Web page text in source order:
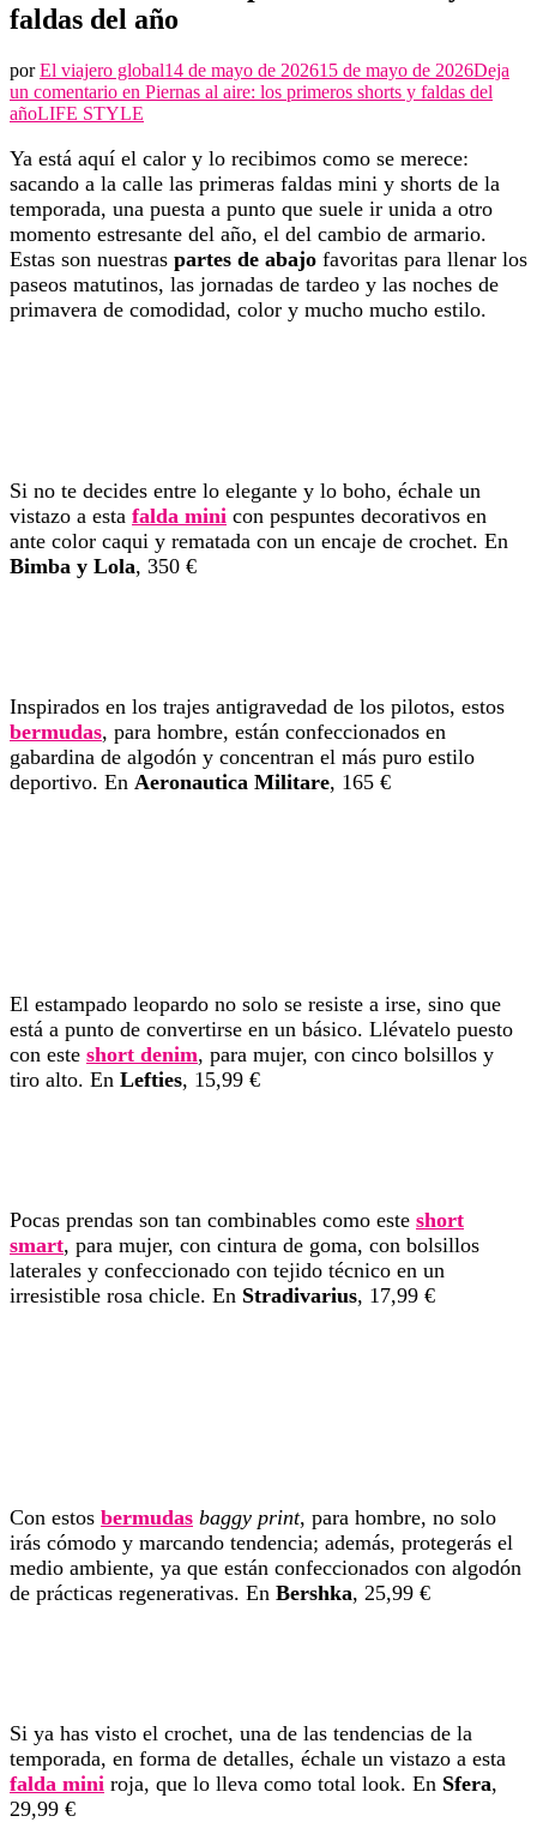
faldas del año
porEl viajero global14 de mayo de 202615 de mayo de 2026Deja
un comentario en Piernas al aire: los primeros shorts y faldas del
añoLIFE STYLE
Ya está aquí el calor y lo recibimos como se merece:
sacando a la calle las primeras faldas mini y shorts de la
temporada, una puesta a punto que suele ir unida a otro
momento estresante del año, el del cambio de armario.
Estas son nuestras partes de abajo favoritas para llenar los
paseos matutinos, las jornadas de tardeo y las noches de
primavera de comodidad, color y mucho mucho estilo.
Si no te decides entre lo elegante y lo boho, échale un
vistazo a esta falda mini con pespuntes decorativos en
ante color caqui y rematada con un encaje de crochet. En
Bimba y Lola, 350 €
Inspirados en los trajes antigravedad de los pilotos, estos
bermudas, para hombre, están confeccionados en
gabardina de algodón y concentran el más puro estilo
deportivo. En Aeronautica Militare, 165 €
El estampado leopardo no solo se resiste a irse, sino que
está a punto de convertirse en un básico. Llévatelo puesto
con este short denim, para mujer, con cinco bolsillos y
tiro alto. En Lefties, 15,99 €
Pocas prendas son tan combinables como este short
smart, para mujer, con cintura de goma, con bolsillos
laterales y confeccionado con tejido técnico en un
irresistible rosa chicle. En Stradivarius, 17,99 €
Con estos bermudas baggy print, para hombre, no solo
irás cómodo y marcando tendencia; además, protegerás el
medio ambiente, ya que están confeccionados con algodón
de prácticas regenerativas. En Bershka, 25,99 €
Si ya has visto el crochet, una de las tendencias de la
temporada, en forma de detalles, échale un vistazo a esta
falda mini roja, que lo lleva como total look. En Sfera,
29,99 €